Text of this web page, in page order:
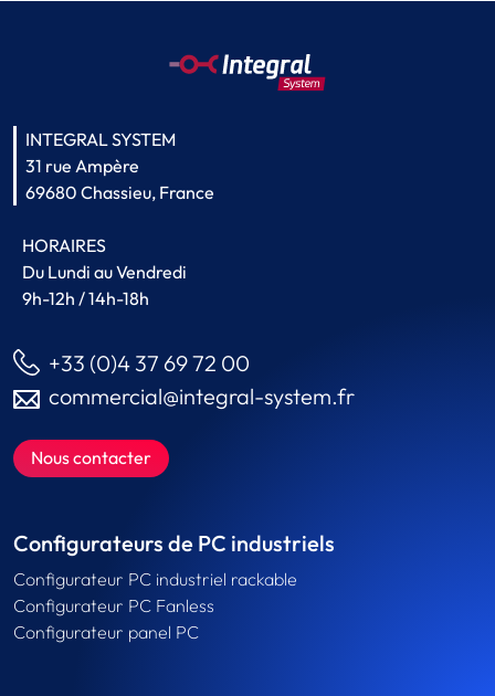
INTEGRAL SYSTEM
31 rue Ampère
69680 Chassieu, France
HORAIRES
Du Lundi au Vendredi
9h-12h / 14h-18h
+33 (0)4 37 69 72 00
commercial@integral-system.fr
Nous contacter
Configurateurs de PC industriels
Configurateur PC industriel rackable
Configurateur PC Fanless
Configurateur panel PC